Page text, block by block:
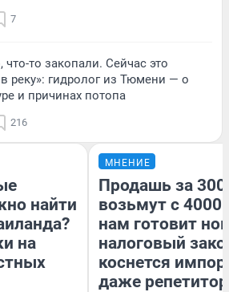
7
то закопали. Сейчас это
реку»: гидролог из Тюмени — о
и причинах потопа
216
найти
на
МНЕНИЕ
Продашь за
возьмут с
нам готовит
налоговый
коснется
даже